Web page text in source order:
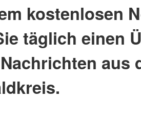
kostenlosen
täglich einen
aus